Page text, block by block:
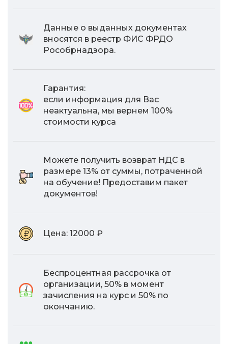
Данные о выданных документах
вносятся в реестр ФИС ФРДО
Рособрнадзора.
Гарантия:
если информация для Вас
неактуальна, мы вернем 100%
стоимости курса
Можете получить возврат НДС в
размере 13% от суммы, потраченной
на обучение! Предоставим пакет
документов!
Цена: 12000 ₽
Беспроцентная рассрочка от
организации, 50% в момент
зачисления на курс и 50% по
окончанию.